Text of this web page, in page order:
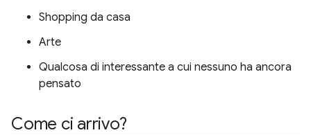
Shopping da casa
Arte
Qualcosa di interessante a cui nessuno ha ancora
pensato
Come ci arrivo?